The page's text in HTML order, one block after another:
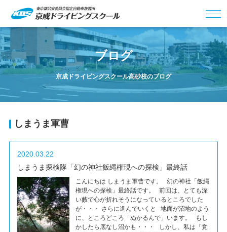
ブログ
京成ドライビングスクール高砂校のブログ
しまうま軍曹
2020.03.22
しまうま探検隊「幻の神社飯縄権現への探検」最終話
こんにちは しまうま軍曹です。 幻の神社「飯縄
権現への探検」最終話です。 前回は、とても深
い藪で心が折れそうになっているところでした
が・・・ さらに進んでいくと 地面が沼地のよう
に、ところどころ「ぬかるんで」います。 もし
かしたら底なし沼かも・・・ しかし、私は「覚